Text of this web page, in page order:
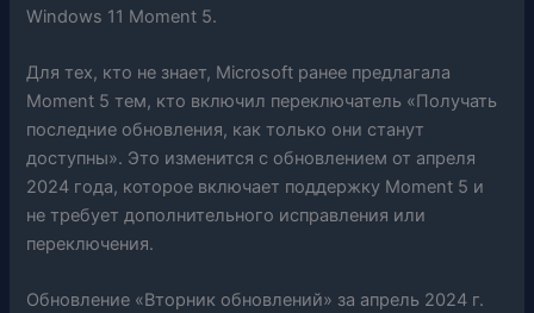
Windows 11 Moment 5.
Для тех, кто не знает, Microsoft ранее предлагала
Moment 5 тем, кто включил переключатель «Получать
последние обновления, как только они станут
доступны». Это изменится с обновлением от апреля
2024 года, которое включает поддержку Moment 5 и
не требует дополнительного исправления или
переключения.
Обновление «Вторник обновлений» за апрель 2024 г.